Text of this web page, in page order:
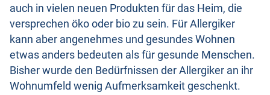
auch in vielen neuen Produkten für das Heim, die
versprechen öko oder bio zu sein. Für Allergiker
kann aber angenehmes und gesundes Wohnen
etwas anders bedeuten als für gesunde Menschen.
Bisher wurde den Bedürfnissen der Allergiker an ihr
Wohnumfeld wenig Aufmerksamkeit geschenkt.